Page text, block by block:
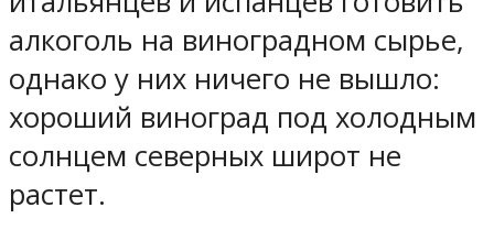
алкоголь на виноградном сырье,
однако у них ничего не вышло:
хороший виноград под холодным
солнцем северных широт не
растет.